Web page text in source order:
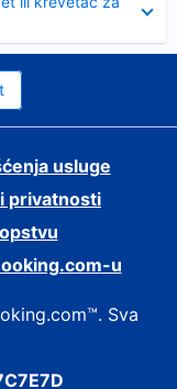
usluge
privatnosti
u
Sva